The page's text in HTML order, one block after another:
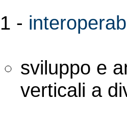
1 -
sviluppo e
verticali a